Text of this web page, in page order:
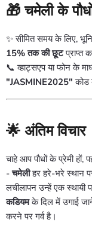
🎁 चमेली के
✨ सीमित समय के लिए,
15% तक की छूटप्राप्त
📞 व्हाट्सएप या फोन के
"JASMINE2025" कोड
🌟 अंतिम विचार
चाहे आप पौधों के प्रेमी हों,
-चमेलीहर हरे-भरे स्थान
लचीलापन उन्हें एक स्थायी
कडियमके दिल में उगाई जाने
करने पर गर्व है।